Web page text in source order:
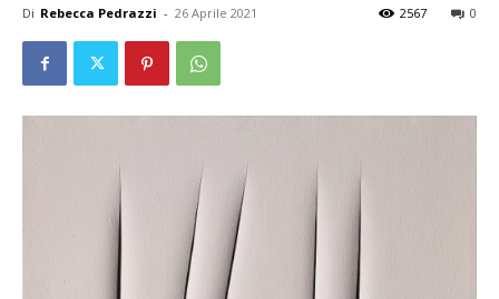
Di Rebecca Pedrazzi - 26 Aprile 2021 0
2567